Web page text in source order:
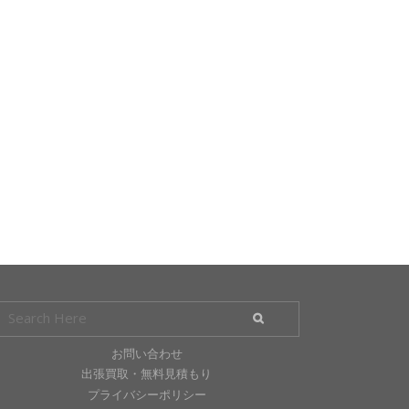
お問い合わせ
出張買取・無料見積もり
プライバシーポリシー